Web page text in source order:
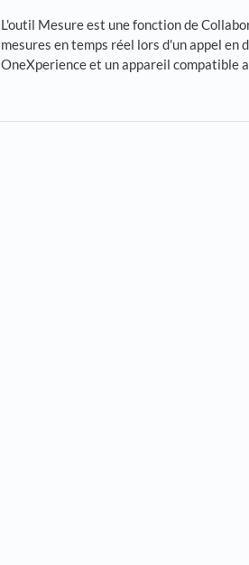
L'outil Mesure est une fonction de
mesures en temps réel lors d'un appel
OneXperience et un appareil compatible